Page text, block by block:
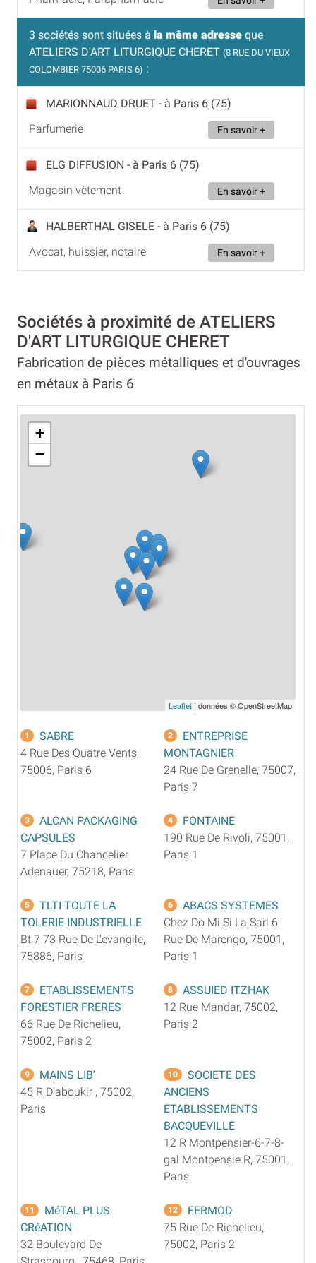
3 sociétés sont situées à la même adresse que
ATELIERS D'ART LITURGIQUE CHERET (8 RUE DU VIEUX
COLOMBIER 75006 PARIS 6) :
MARIONNAUD DRUET - à Paris 6 (75)
Parfumerie
En savoir +
ELG DIFFUSION - à Paris 6 (75)
Magasin vêtement
En savoir +
HALBERTHAL GISELE - à Paris 6 (75)
Avocat, huissier, notaire
En savoir +
Sociétés à proximité de ATELIERS
D'ART LITURGIQUE CHERET
Fabrication de pièces métalliques et d'ouvrages
en métaux à Paris 6
+
−
Leaflet | données © OpenStreetMap
1
SABRE
4 Rue Des Quatre Vents,
75006, Paris 6
2
ENTREPRISE
MONTAGNIER
24 Rue De Grenelle, 75007,
Paris 7
3
ALCAN PACKAGING
CAPSULES
7 Place Du Chancelier
Adenauer, 75218, Paris
4
FONTAINE
190 Rue De Rivoli, 75001,
Paris 1
5
TLTI TOUTE LA
TOLERIE INDUSTRIELLE
Bt 7 73 Rue De L'evangile,
75886, Paris
6
ABACS SYSTEMES
Chez Do Mi Si La Sarl 6
Rue De Marengo, 75001,
Paris 1
7
ETABLISSEMENTS
FORESTIER FRERES
66 Rue De Richelieu,
75002, Paris 2
8
ASSUIED ITZHAK
12 Rue Mandar, 75002,
Paris 2
9
MAINS LIB'
45 R D'aboukir , 75002,
Paris
10
SOCIETE DES
ANCIENS
ETABLISSEMENTS
BACQUEVILLE
12 R Montpensier-6-7-8-
gal Montpensie R, 75001,
Paris
11
MéTAL PLUS
CRéATION
32 Boulevard De
12
FERMOD
75 Rue De Richelieu,
75002, Paris 2